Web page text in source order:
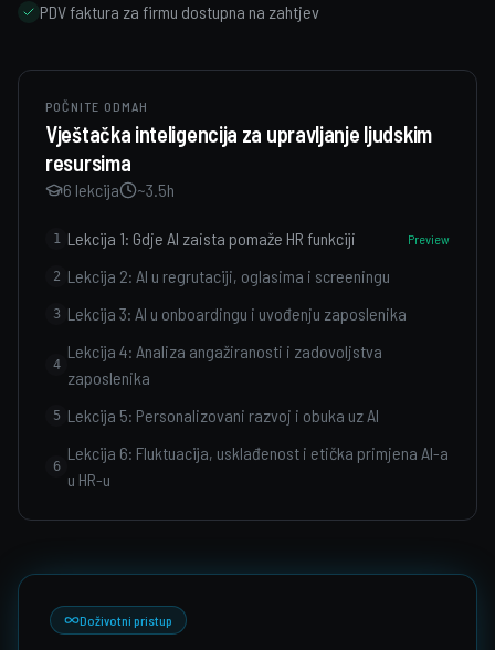
PDV faktura za firmu dostupna na zahtjev
POČNITE ODMAH
Vještačka inteligencija za upravljanje ljudskim
resursima
6 lekcija ~3.5h
1 Lekcija 1: Gdje AI zaista pomaže HR funkciji Preview
2 Lekcija 2: AI u regrutaciji, oglasima i screeningu
3 Lekcija 3: AI u onboardingu i uvođenju zaposlenika
4
Lekcija 4: Analiza angažiranosti i zadovoljstva
zaposlenika
5 Lekcija 5: Personalizovani razvoj i obuka uz AI
6
Lekcija 6: Fluktuacija, usklađenost i etička primjena AI-a
u HR-u
Doživotni pristup